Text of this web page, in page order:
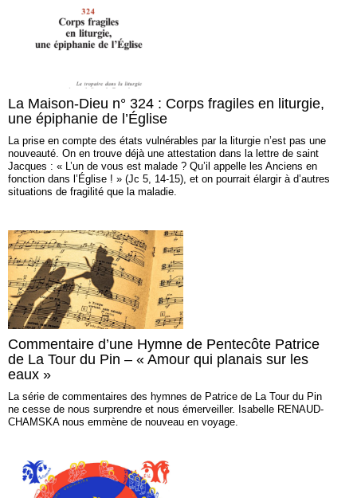
La Maison-Dieu n° 324 : Corps fragiles en liturgie,
une épiphanie de l’Église
La prise en compte des états vulnérables par la liturgie n’est pas une
nouveauté. On en trouve déjà une attestation dans la lettre de saint
Jacques : « L’un de vous est malade ? Qu’il appelle les Anciens en
fonction dans l’Église ! » (Jc 5, 14-15), et on pourrait élargir à d’autres
situations de fragilité que la maladie.
Commentaire d’une Hymne de Pentecôte Patrice
de La Tour du Pin – « Amour qui planais sur les
eaux »
La série de commentaires des hymnes de Patrice de La Tour du Pin
ne cesse de nous surprendre et nous émerveiller. Isabelle RENAUD-
CHAMSKA nous emmène de nouveau en voyage.